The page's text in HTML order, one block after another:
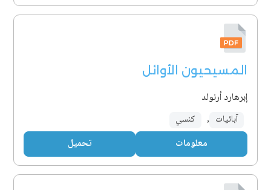
المسيحيون الأوائل
إبرهارد أرنولد
آبائيات , كنسي
معلومات تحميل